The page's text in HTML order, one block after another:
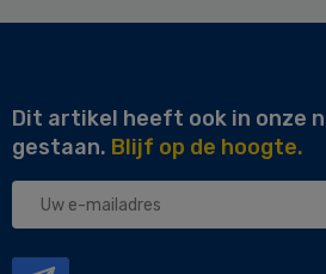
Dit artikel heeft ook in onze
gestaan. Blijf op de hoogte.
Uw